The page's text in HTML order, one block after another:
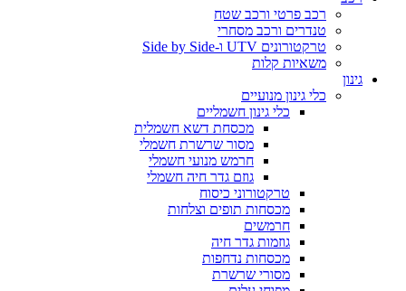
רכב פרטי ורכב שטח
טנדרים ורכב מסחרי
טרקטורונים UTV ו-Side by Side
משאיות קלות
גינון
כלי גינון מנועיים
כלי גינון חשמליים
מכסחת דשא חשמלית
מסור שרשרת חשמלי
חרמש מנועי חשמלי
גוזם גדר חיה חשמלי
טרקטורוני כיסוח
מכסחות תופים וצלחות
חרמשים
גוזמות גדר חיה
מכסחות נדחפות
מסורי שרשרת